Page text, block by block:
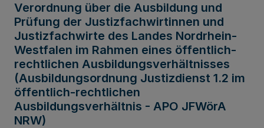
Verordnung über die Ausbildung und
Prüfung der Justizfachwirtinnen und
Justizfachwirte des Landes Nordrhein-
Westfalen im Rahmen eines öffentlich-
rechtlichen Ausbildungsverhältnisses
(Ausbildungsordnung Justizdienst 1.2 im
öffentlich-rechtlichen
Ausbildungsverhältnis - APO JFWörA
NRW)